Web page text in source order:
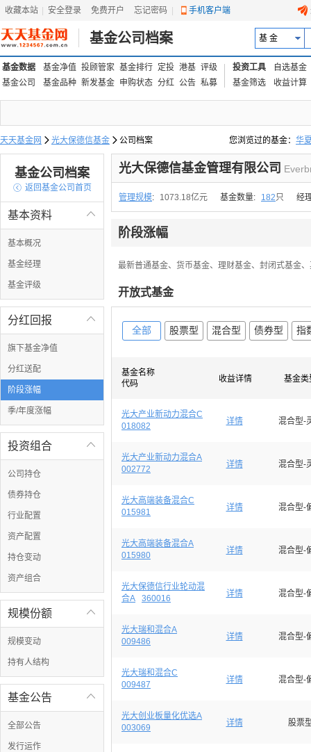
收藏本站 安全登录 免费开户 忘记密码 手机客户端
基金公司档案 基 金
基金数据 基金净值 投顾管家 基金排行 定投 港基 评级
基金公司
基金品种 新发基金 申购状态 分红 公告 私募
投资工具
自选基金
基金筛选
收益计算
天天基金网  光大保德信基金  公司档案 您浏览过的基金： 华
易方达上证中盘ETF联
基金公司档案
 返回基金公司首页

基本资料
基本概况
基金经理
基金评级

分红回报
旗下基金净值
分红送配
阶段涨幅
季/年度涨幅

投资组合
公司持仓
债券持仓
行业配置
资产配置
持仓变动
资产组合

规模份额
规模变动
持有人结构

基金公告
全部公告
发行运作
光大保德信基金管理有限公司
管理规模: 1073.18亿元 基金数量: 182只 经
阶段涨幅
最新普通基金、货币基金、理财基金、封闭式基金
开放式基金
全部 股票型 混合型 债券型 指
基金名称
代码
收益详情 基金类
光大产业新动力混合C
018082
详情 混合型-
光大产业新动力混合A
002772
详情 混合型-
光大高端装备混合C
015981
详情 混合型-
光大高端装备混合A
015980
详情 混合型-
光大保德信行业轮动混
合A
360016 详情 混合型-
光大瑞和混合A
009486
详情 混合型-
光大瑞和混合C
009487
详情 混合型-
光大创业板量化优选A
003069
详情 股票